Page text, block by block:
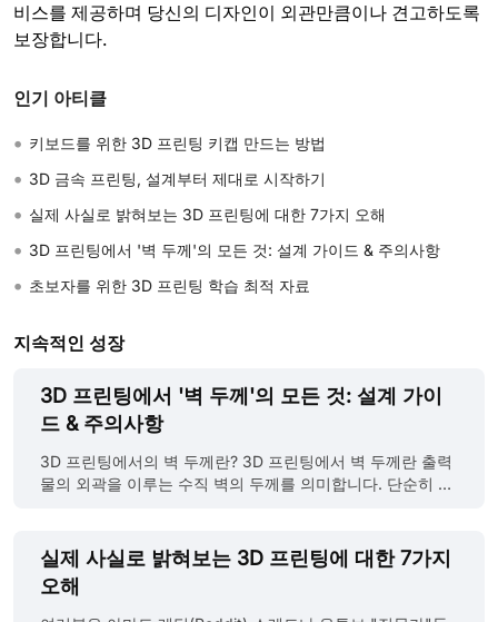
비스를 제공하며 당신의 디자인이 외관만큼이나 견고하도록
보장합니다.
인기 아티클
• 키보드를 위한 3D 프린팅 키캡 만드는 방법
• 3D 금속 프린팅, 설계부터 제대로 시작하기
• 실제 사실로 밝혀보는 3D 프린팅에 대한 7가지 오해
• 3D 프린팅에서 '벽 두께'의 모든 것: 설계 가이드 & 주의사항
• 초보자를 위한 3D 프린팅 학습 최적 자료
지속적인 성장
3D 프린팅에서 '벽 두께'의 모든 것: 설계 가이
드 & 주의사항
3D 프린팅에서의 벽 두께란? 3D 프린팅에서 벽 두께란 출력
물의 외곽을 이루는 수직 벽의 두께를 의미합니다. 단순히 외
출력물의 내구성, 출력 가능성, 최종 품질을 직접적으로 결정
짓습니다. 적절한 벽 두께 설정은 성공적인 3D 프린팅의 첫
걸음입니다. 강도와 내구성: 두꺼운 벽은 뛰어난 구조 지지력
과 강성을 제공하여 외부 충격이나 하중에 대한 변형 및 파손
실제 사실로 밝혀보는 3D 프린팅에 대한 7가지
오해